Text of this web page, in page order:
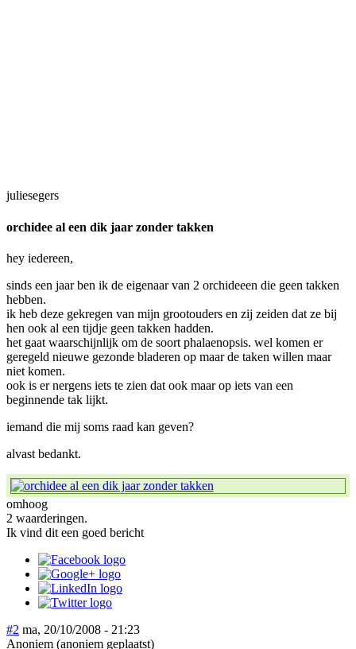
juliesegers
orchidee al een dik jaar zonder takken
hey iedereen,
sinds een jaar ben ik de eigenaar van 2 orchideeen die geen takken
hebben.
ik heb deze gekregen van mijn grootouders en zij zeiden dat ze bij
hen ook al een tijdje geen takken hadden.
het gaat waarschijnlijk om de soort phalaenopsis. wel komen er
geregeld nieuwe gezonde bladeren op maar de taken willen maar
niet komen.
ook is er nergens iets te zien dat ook maar op iets van een
beginnende tak lijkt.
iemand die mij soms raad kan geven?
alvast bedankt.
omhoog
2 waarderingen.
Ik vind dit een goed bericht
#2 ma, 20/10/2008 - 21:23
Anoniem (anoniem geplaatst)